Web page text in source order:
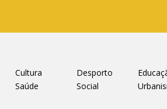
Cultura Desporto
Saúde Social